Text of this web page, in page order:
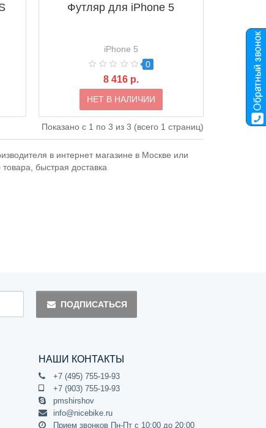
Футляр для iPhone 5
iPhone 5
0
8 416 р.
НЕТ В НАЛИЧИИ
Показано с 1 по 3 из 3 (всего 1 страниц)
в интернет магазине в Москве или
быстрая доставка
ПОДПИСАТЬСЯ
НАШИ КОНТАКТЫ
+7 (495) 755-19-93
+7 (903) 755-19-93
pmshirshov
info@nicebike.ru
Прием звонков Пн-Пт с 10:00 до 20:00